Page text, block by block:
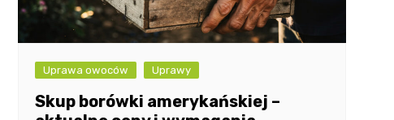
Uprawa owoców Uprawy
Skup borówki amerykańskiej –